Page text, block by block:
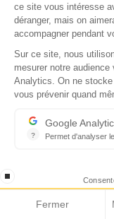
ce site vous intéresse
déranger, mais on
accompagner pendant
Sur ce site, nous
mesurer notre audience
Analytics. On ne
vous prévenir quand
?
Google
Permet d'analyser
stop loading
Fermer